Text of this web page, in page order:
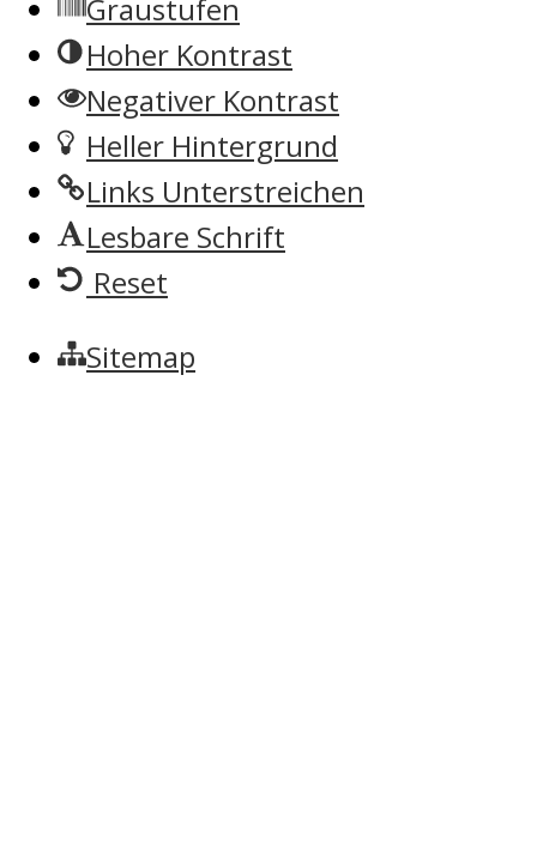
Graustufen
Hoher Kontrast
Negativer Kontrast
Heller Hintergrund
Links Unterstreichen
Lesbare Schrift
Reset
Sitemap